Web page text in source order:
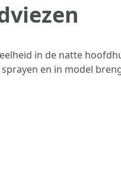
in de natte
en in model